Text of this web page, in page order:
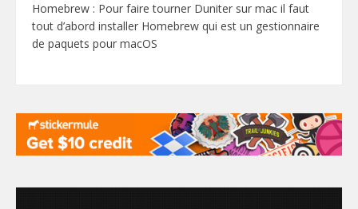
Homebrew : Pour faire tourner Duniter sur mac il faut
tout d’abord installer Homebrew qui est un gestionnaire
de paquets pour macOS